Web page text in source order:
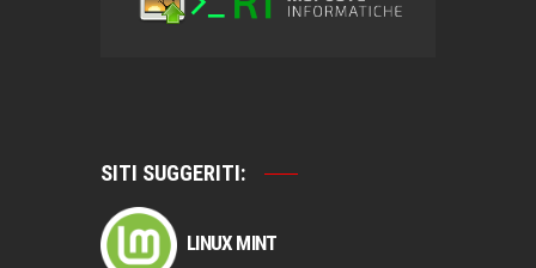
SITI SUGGERITI:
LINUX MINT